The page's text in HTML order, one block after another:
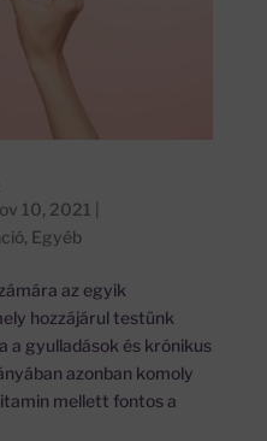
10, 2021
, Egyéb
az egyik
hozzájárul testünk
a gyulladások és krónikus
azonban komoly
mellett fontos a